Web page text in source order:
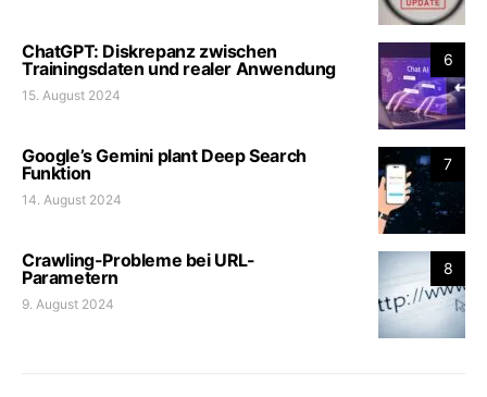
6
ChatGPT: Diskrepanz zwischen
Trainingsdaten und realer Anwendung
15. August 2024
7
Google’s Gemini plant Deep Search
Funktion
14. August 2024
8
Crawling-Probleme bei URL-
Parametern
9. August 2024